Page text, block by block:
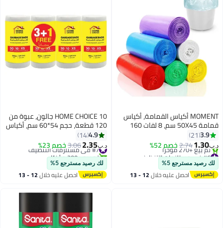
MOMENT أكياس القمامة، أكياس
قمامة 50X45 سم، 8 لفات 160
كيس بكميات كبيرة
3.9
21
د.ب‏1.30
2.74خصم 52%
#6 في مستلزمات التنظيف
بتخلّص بسرعة
تم بيع +270 مؤخرًا
#6 في مستلزمات التنظيف
لك رصيد مسترجع 5%
احصل عليه خلال 12 - 13
HOME CHOICE 10 جالون، عبوة من
120 قطعة، حجم 54*60 سم، أكياس
قمامة، أكياس نفايات قابلة للتحلل،
بطانات سلة المهملات
4.9
14
د.ب‏2.35
3.06خصم 23% #7 في مستلزمات التنظيف
تم بيع +200 مؤخرًا
#7 في مستلزمات التنظيف
لك رصيد مسترجع 5%
احصل عليه خلال 12 - 13